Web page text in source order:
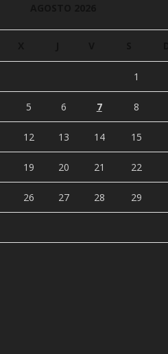
1
5 6 7 8
12 13 14 15
19 20 21 22
26 27 28 29